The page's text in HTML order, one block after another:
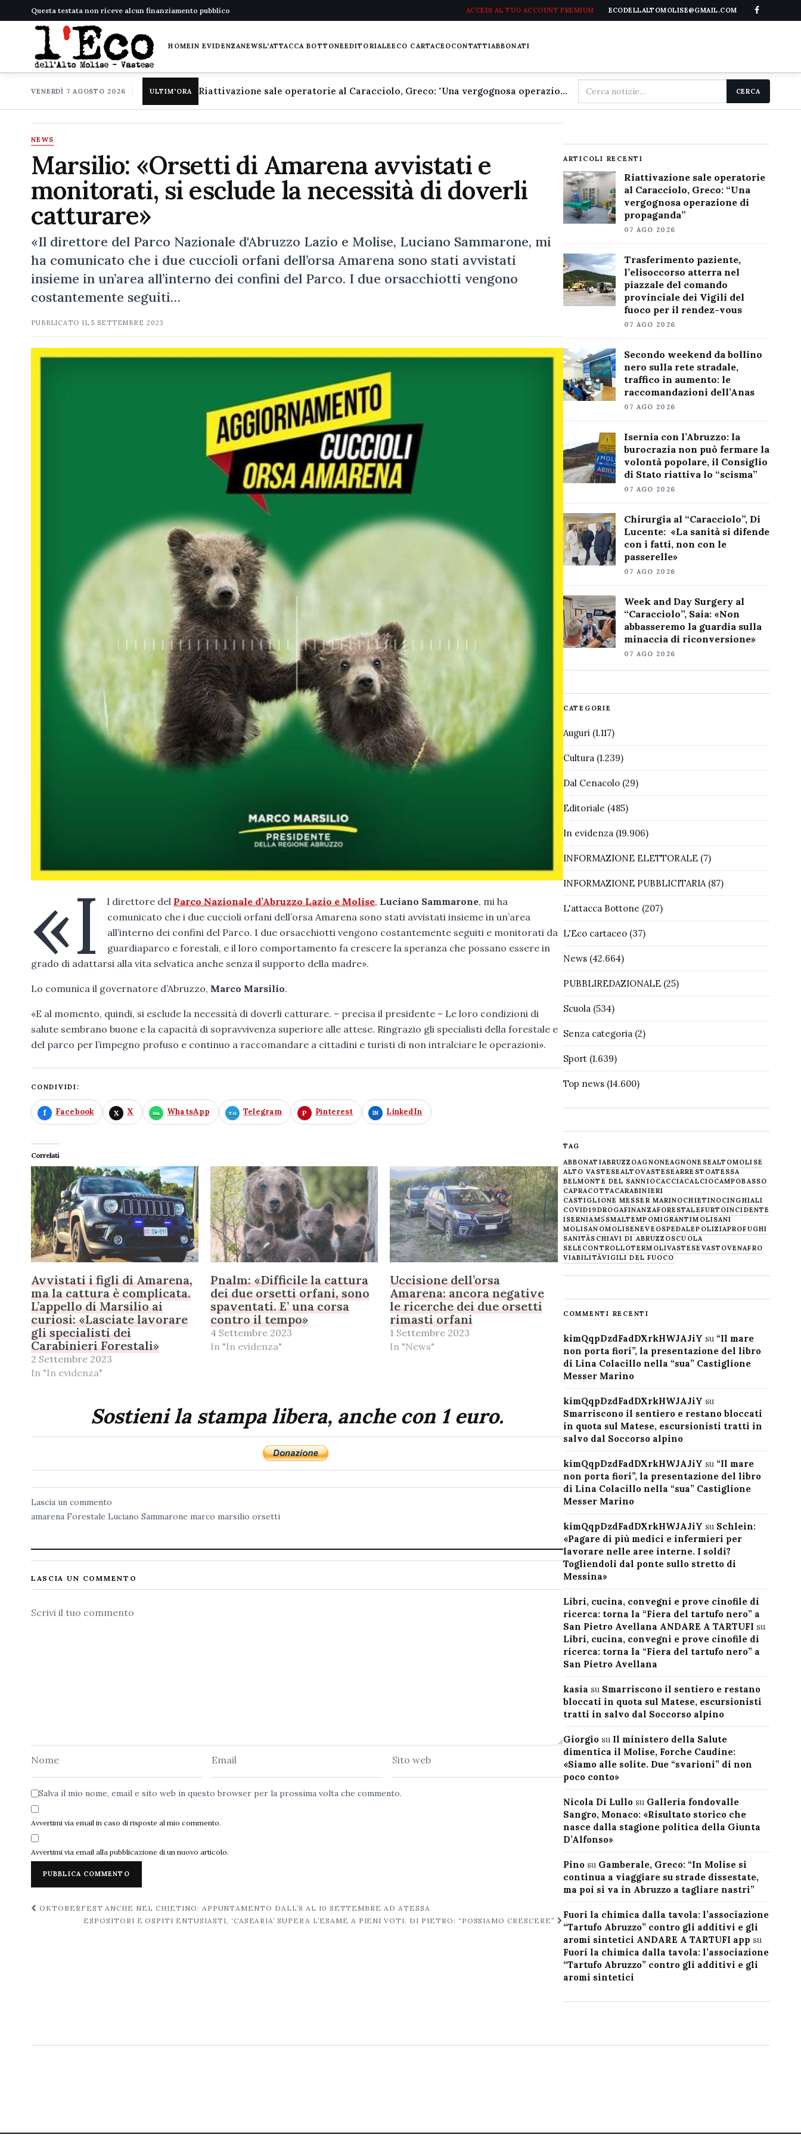
Questa testata non riceve alcun finanziamento pubblico ACCEDI AL TUO ACCOUNT PREMIUM ECODELLALTOMOLISE@GMAIL.COM
HOMEIN EVIDENZANEWSL'ATTACCA BOTTONEEDITORIALEECO CARTACEOCONTATTIABBONATI
VENERDÌ 7 AGOSTO 2026 ULTIM'ORA Riattivazione sale operatorie al Caracciolo, Greco: "Una vergognosa operazione di propaganda"
Cerca
nel
CERCA
NEWS
Marsilio: «Orsetti di Amarena avvistati e
monitorati, si esclude la necessità di doverli
catturare»
«Il direttore del Parco Nazionale d'Abruzzo Lazio e Molise, Luciano Sammarone, mi
ha comunicato che i due cuccioli orfani dell’orsa Amarena sono stati avvistati
insieme in un’area all’interno dei confini del Parco. I due orsacchiotti vengono
costantemente seguiti…
PUBBLICATO IL5 SETTEMBRE 2023
«I l direttore delParco Nazionale d’Abruzzo Lazio e Molise, Luciano Sammarone, mi ha
comunicato che i due cuccioli orfani dell’orsa Amarena sono stati avvistati insieme in un’area
all’interno dei confini del Parco. I due orsacchiotti vengono costantemente seguiti e monitorati da
guardiaparco e forestali, e il loro comportamento fa crescere la speranza che possano essere in
grado di adattarsi alla vita selvatica anche senza il supporto della madre».
Lo comunica il governatore d’Abruzzo, Marco Marsilio.
«E al momento, quindi, si esclude la necessità di doverli catturare. – precisa il presidente – Le loro condizioni di
salute sembrano buone e la capacità di sopravvivenza superiore alle attese. Ringrazio gli specialisti della forestale e
del parco per l’impegno profuso e continuo a raccomandare a cittadini e turisti di non intralciare le operazioni».
CONDIVIDI:
Facebook X WhatsApp Telegram Pinterest LinkedIn
Correlati
Avvistati i figli di Amarena,
ma la cattura è complicata.
L’appello di Marsilio ai
curiosi: «Lasciate lavorare
gli specialisti dei
Carabinieri Forestali»
2 Settembre 2023
In "In evidenza"
Pnalm: «Difficile la cattura
dei due orsetti orfani, sono
spaventati. E’ una corsa
contro il tempo»
4 Settembre 2023
In "In evidenza"
Uccisione dell’orsa
Amarena: ancora negative
le ricerche dei due orsetti
rimasti orfani
1 Settembre 2023
In "News"
Sostieni la stampa libera, anche con 1 euro.
Lascia un commento
amarena Forestale Luciano Sammarone marco marsilio orsetti
LASCIA UN COMMENTO
Commento
Salva il mio nome, email e sito web in questo browser per la prossima volta che commento.
Avvertimi via email in caso di risposte al mio commento.
Avvertimi via email alla pubblicazione di un nuovo articolo.
Navigazione
OKTOBERFEST ANCHE NEL CHIETINO: APPUNTAMENTO DALL’8 AL 10 SETTEMBRE AD ATESSA
ESPOSITORI E OSPITI ENTUSIASTI, ‘CASEARIA’ SUPERA L’ESAME A PIENI VOTI. DI PIETRO: “POSSIAMO CRESCERE”
ARTICOLI RECENTI
Riattivazione sale operatorie
al Caracciolo, Greco: “Una
vergognosa operazione di
propaganda”
07 AGO 2026
Trasferimento paziente,
l’elisoccorso atterra nel
piazzale del comando
provinciale dei Vigili del
fuoco per il rendez-vous
07 AGO 2026
Secondo weekend da bollino
nero sulla rete stradale,
traffico in aumento: le
raccomandazioni dell’Anas
07 AGO 2026
Isernia con l’Abruzzo: la
burocrazia non può fermare la
volontà popolare, il Consiglio
di Stato riattiva lo “scisma”
07 AGO 2026
Chirurgia al “Caracciolo”, Di
Lucente: «La sanità si difende
con i fatti, non con le
passerelle»
07 AGO 2026
Week and Day Surgery al
“Caracciolo”, Saia: «Non
abbasseremo la guardia sulla
minaccia di riconversione»
07 AGO 2026
CATEGORIE
Auguri(1.117)
Cultura(1.239)
Dal Cenacolo(29)
Editoriale (485)
In evidenza(19.906)
INFORMAZIONE ELETTORALE(7)
INFORMAZIONE PUBBLICITARIA(87)
L'attacca Bottone (207)
L'Eco cartaceo(37)
News(42.664)
PUBBLIREDAZIONALE(25)
Scuola(534)
Senza categoria(2)
Sport(1.639)
Top news(14.600)
TAG
ABBONATIABRUZZOAGNONEAGNONESEALTOMOLISE
ALTO VASTESEALTOVASTESEARRESTOATESSA
BELMONTE DEL SANNIOCACCIACALCIOCAMPOBASSO
CAPRACOTTACARABINIERI
CASTIGLIONE MESSER MARINOCHIETINOCINGHIALI
COVID19DROGAFINANZAFORESTALEFURTOINCIDENTE
ISERNIAM5SMALTEMPOMIGRANTIMOLISANI
MOLISANOMOLISENEVE OSPEDALEPOLIZIAPROFUGHI
SANITÀSCHIAVI DI ABRUZZOSCUOLA
SELECONTROLLOTERMOLIVASTESE VASTOVENAFRO
VIABILITÀVIGILI DEL FUOCO
COMMENTI RECENTI
kimQqpDzdFadDXrkHWJAJiY su “Il mare
non porta fiori”, la presentazione del libro
di Lina Colacillo nella “sua” Castiglione
Messer Marino
kimQqpDzdFadDXrkHWJAJiY su
Smarriscono il sentiero e restano bloccati
in quota sul Matese, escursionisti tratti in
salvo dal Soccorso alpino
kimQqpDzdFadDXrkHWJAJiY su “Il mare
non porta fiori”, la presentazione del libro
di Lina Colacillo nella “sua” Castiglione
Messer Marino
kimQqpDzdFadDXrkHWJAJiY su Schlein:
«Pagare di più medici e infermieri per
lavorare nelle aree interne. I soldi?
Togliendoli dal ponte sullo stretto di
Messina»
Libri, cucina, convegni e prove cinofile di
ricerca: torna la “Fiera del tartufo nero” a
San Pietro Avellana ANDARE A TARTUFI su
Libri, cucina, convegni e prove cinofile di
ricerca: torna la “Fiera del tartufo nero” a
San Pietro Avellana
kasia su Smarriscono il sentiero e restano
bloccati in quota sul Matese, escursionisti
tratti in salvo dal Soccorso alpino
Giorgiosu Il ministero della Salute
dimentica il Molise, Forche Caudine:
«Siamo alle solite. Due “svarioni” di non
poco conto»
Nicola Di Lullosu Galleria fondovalle
Sangro, Monaco: «Risultato storico che
nasce dalla stagione politica della Giunta
D’Alfonso»
Pinosu Gamberale, Greco: “In Molise si
continua a viaggiare su strade dissestate,
ma poi si va in Abruzzo a tagliare nastri”
Fuori la chimica dalla tavola: l’associazione
“Tartufo Abruzzo” contro gli additivi e gli
aromi sintetici ANDARE A TARTUFI app su
Fuori la chimica dalla tavola: l’associazione
“Tartufo Abruzzo” contro gli additivi e gli
aromi sintetici